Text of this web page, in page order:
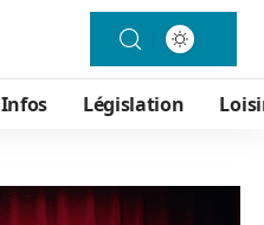
Infos Législation